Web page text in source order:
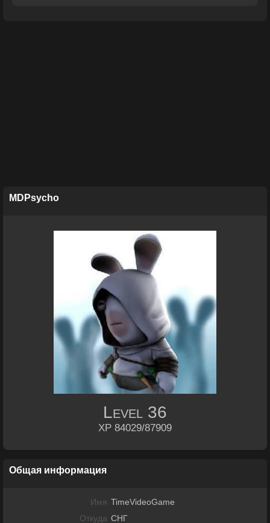
MDPsycho
Level 36
XP 84029/87909
Общая информация
Имя TimeVideoGame
Откуда СНГ